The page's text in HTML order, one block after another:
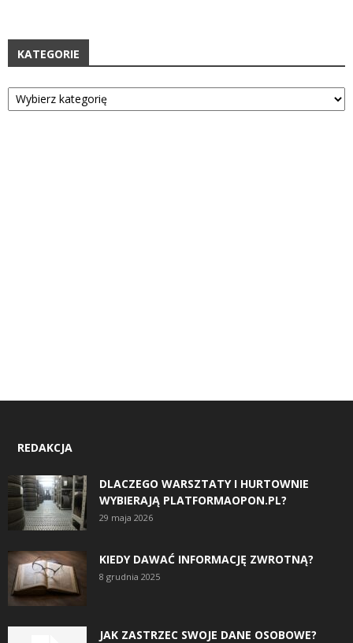
KATEGORIE
Kategorie
REDAKCJA
DLACZEGO WARSZTATY I HURTOWNIE
WYBIERAJĄ PLATFORMAOPON.PL?
29 maja 2026
KIEDY DAWAĆ INFORMACJĘ ZWROTNĄ?
8 grudnia 2025
JAK ZASTRZEC SWOJE DANE OSOBOWE?